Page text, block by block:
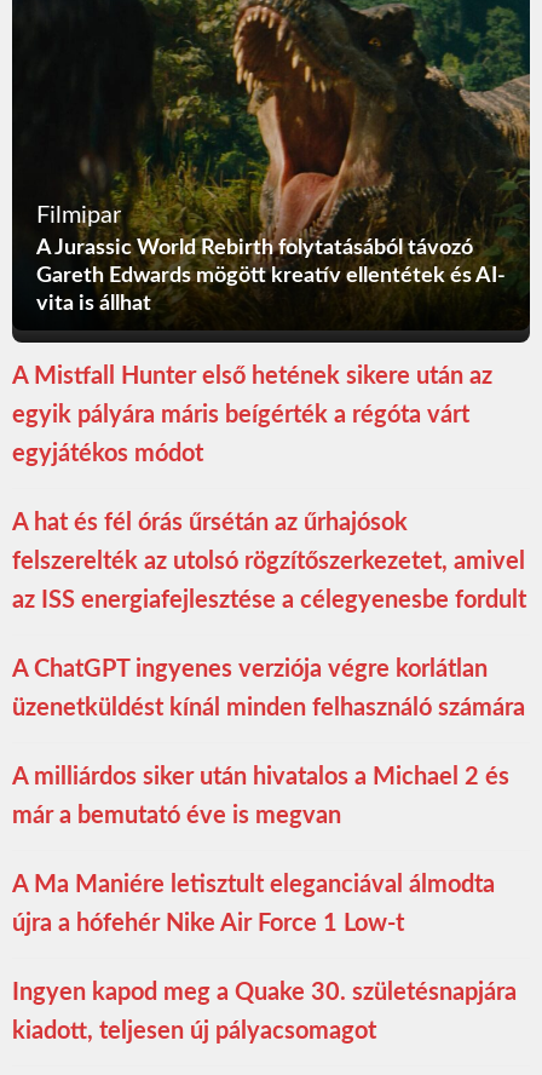
Filmipar
A Jurassic World Rebirth folytatásából távozó
Gareth Edwards mögött kreatív ellentétek és AI-
vita is állhat
A Mistfall Hunter első hetének sikere után az
egyik pályára máris beígérték a régóta várt
egyjátékos módot
A hat és fél órás űrsétán az űrhajósok
felszerelték az utolsó rögzítőszerkezetet, amivel
az ISS energiafejlesztése a célegyenesbe fordult
A ChatGPT ingyenes verziója végre korlátlan
üzenetküldést kínál minden felhasználó számára
A milliárdos siker után hivatalos a Michael 2 és
már a bemutató éve is megvan
A Ma Maniére letisztult eleganciával álmodta
újra a hófehér Nike Air Force 1 Low-t
Ingyen kapod meg a Quake 30. születésnapjára
kiadott, teljesen új pályacsomagot